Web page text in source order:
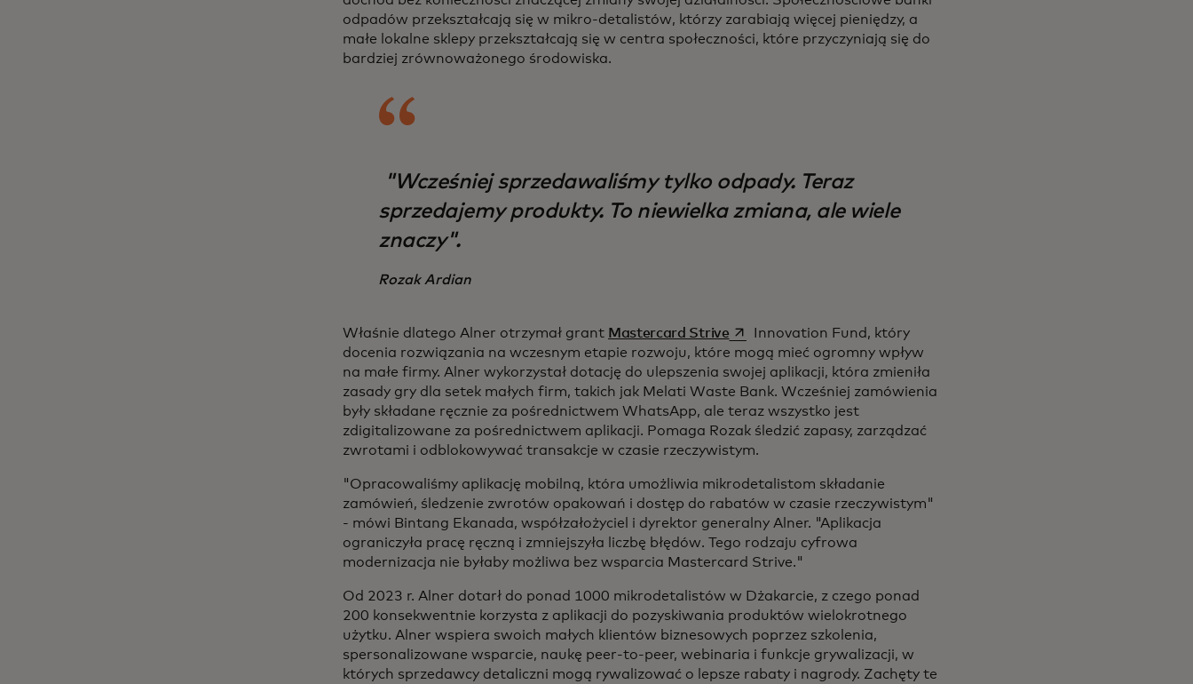
odpadów przekształcają się w mikro-detalistów, którzy zarabiają więcej pieniędzy, a
małe lokalne sklepy przekształcają się w centra społeczności, które przyczyniają się do
bardziej zrównoważonego środowiska.
"Wcześniej sprzedawaliśmy tylko odpady. Teraz
sprzedajemy produkty. To niewielka zmiana, ale wiele
znaczy".
Rozak Ardian
Właśnie dlatego Alner otrzymał grant Mastercard Striveopens in a new tab
Innovation Fund, który
docenia rozwiązania na wczesnym etapie rozwoju, które mogą mieć ogromny wpływ
na małe firmy. Alner wykorzystał dotację do ulepszenia swojej aplikacji, która zmieniła
zasady gry dla setek małych firm, takich jak Melati Waste Bank. Wcześniej zamówienia
były składane ręcznie za pośrednictwem WhatsApp, ale teraz wszystko jest
zdigitalizowane za pośrednictwem aplikacji. Pomaga Rozak śledzić zapasy, zarządzać
zwrotami i odblokowywać transakcje w czasie rzeczywistym.
"Opracowaliśmy aplikację mobilną, która umożliwia mikrodetalistom składanie
zamówień, śledzenie zwrotów opakowań i dostęp do rabatów w czasie rzeczywistym"
- mówi Bintang Ekanada, współzałożyciel i dyrektor generalny Alner. "Aplikacja
ograniczyła pracę ręczną i zmniejszyła liczbę błędów. Tego rodzaju cyfrowa
modernizacja nie byłaby możliwa bez wsparcia Mastercard Strive."
Od 2023 r. Alner dotarł do ponad 1000 mikrodetalistów w Dżakarcie, z czego ponad
200 konsekwentnie korzysta z aplikacji do pozyskiwania produktów wielokrotnego
użytku. Alner wspiera swoich małych klientów biznesowych poprzez szkolenia,
spersonalizowane wsparcie, naukę peer-to-peer, webinaria i funkcje grywalizacji, w
których sprzedawcy detaliczni mogą rywalizować o lepsze rabaty i nagrody. Zachęty te